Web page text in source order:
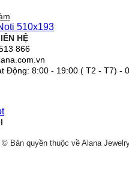
HỆ
866
Động: 8:00 - 19:00 ( T2 - T7) -
© Bản quyền thuộc về Alana